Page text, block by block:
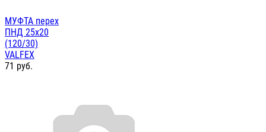
МУФТА перех
ПНД 25х20
(120/30)
VALFEX
71 руб.